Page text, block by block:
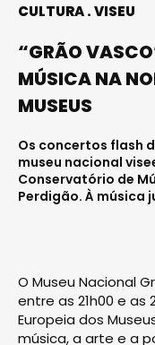
CULTURA VISEU
“GRÃO
MÚSICA NA
MUSEUS
Os concertos flash
museu nacional
Conservatório de
Perdigão. À música
O Museu Nacional
entre as 21h00 e as
Europeia dos
música, a arte e a